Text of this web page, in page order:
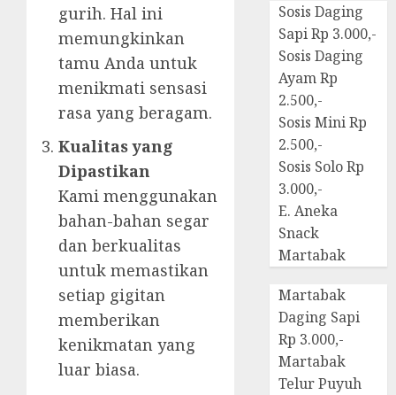
gurih. Hal ini
memungkinkan
tamu Anda untuk
menikmati sensasi
rasa yang beragam.
Kualitas yang
Dipastikan
Kami menggunakan
bahan-bahan segar
dan berkualitas
untuk memastikan
setiap gigitan
memberikan
kenikmatan yang
luar biasa.
Sosis Daging
Sapi Rp 3.000,-
Sosis Daging
Ayam Rp
2.500,-
Sosis Mini Rp
2.500,-
Sosis Solo Rp
3.000,-
E. Aneka
Snack
Martabak
Martabak
Daging Sapi
Rp 3.000,-
Martabak
Telur Puyuh